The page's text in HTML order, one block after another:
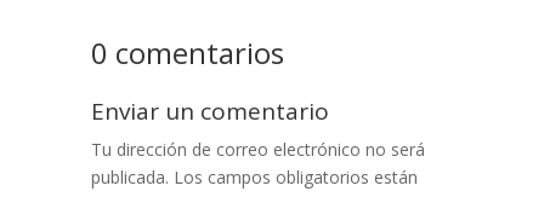
0 comentarios
Enviar un comentario
Tu dirección de correo electrónico no será
publicada. Los campos obligatorios están